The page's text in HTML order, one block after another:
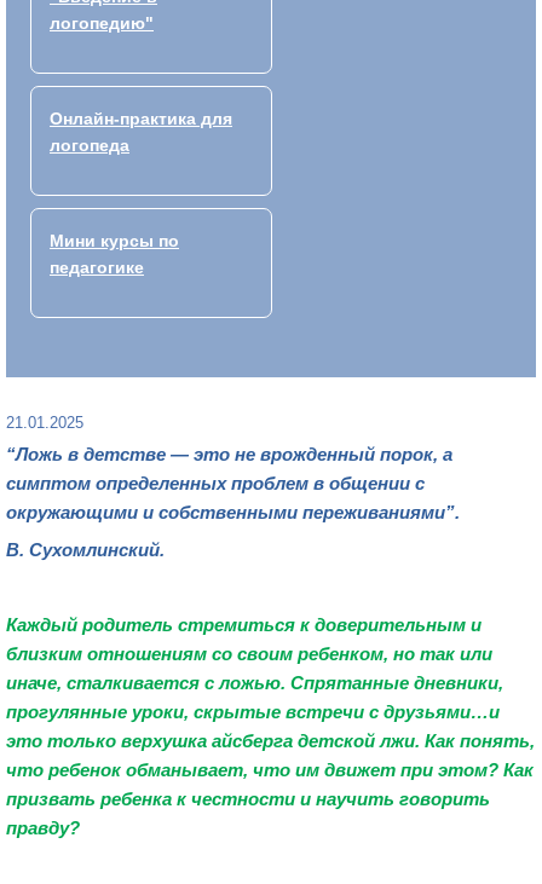
логопедию"
Онлайн-практика для
логопеда
Мини курсы по
педагогике
21.01.2025
“Ложь в детстве — это не врожденный порок, а
симптом определенных проблем в общении с
окружающими и собственными переживаниями”.
В. Сухомлинский.
Каждый родитель стремиться к доверительным и
близким отношениям со своим ребенком, но так или
иначе, сталкивается с ложью. Спрятанные дневники,
прогулянные уроки, скрытые встречи с друзьями…и
это только верхушка айсберга детской лжи. Как понять,
что ребенок обманывает, что им движет при этом? Как
призвать ребенка к честности и научить говорить
правду?